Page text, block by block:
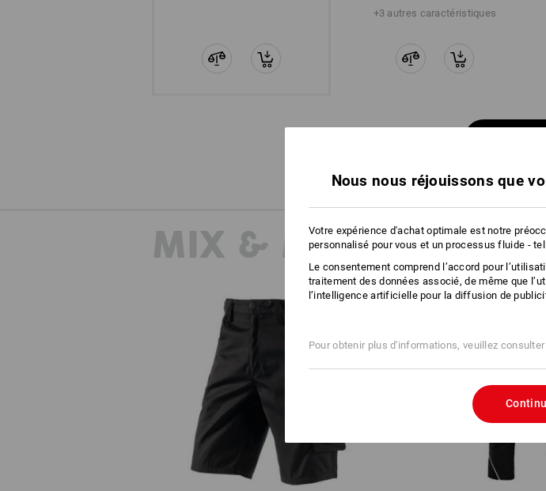
+3 autres caractéristiques
MIX & MATCH
Short e.s.motion Pantalon à taille
Nous nous réjouissons que
Votre expérience d'achat optimale est notre
personnalisé pour vous et un processus fluide -
Le consentement comprend l’accord pour
traitement des données associé, de même que
l’intelligence artificielle pour la diffusion de
Pour obtenir plus d'informations, veuillez consulter